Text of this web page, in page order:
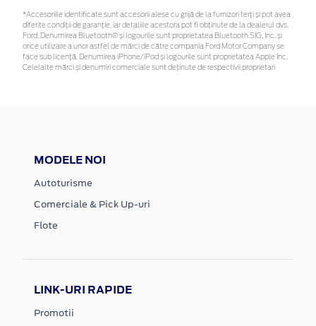
*Accesoriile identificate sunt accesorii alese cu grijă de la furnizori terți și pot avea
diferite condiții de garanție, iar detaliile acestora pot fi obținute de la dealerul dvs.
Ford. Denumirea Bluetooth® și logourile sunt proprietatea Bluetooth SIG, Inc. și
orice utilizare a unor astfel de mărci de către compania Ford Motor Company se
face sub licență. Denumirea iPhone/iPod și logourile sunt proprietatea Apple Inc.
Celelalte mărci și denumiri comerciale sunt deținute de respectivii proprietari
MODELE NOI
Autoturisme
Comerciale & Pick Up-uri
Flote
LINK-URI RAPIDE
Promotii